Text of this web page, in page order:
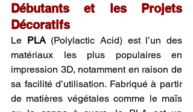
Débutants et les Projets
Décoratifs
Le PLA (Polylactic Acid) est l’un des
matériaux les plus populaires en
impression 3D, notamment en raison de
sa facilité d’utilisation. Fabriqué à partir
de matières végétales comme le maïs